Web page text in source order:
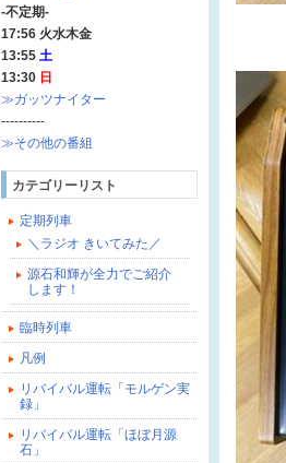
-不定期-
17:56 火水木金
13:55 土
13:30 日
≫ガッツナイター
----------
≫その他の番組
カテゴリーリスト
定期列車
＼ラジオ きいてみた／
源石和輝が全力でご紹介
します！
臨時列車
凡例
リバイバル運転「モルゲン実
録」
リバイバル運転「ほぼ月源
石」